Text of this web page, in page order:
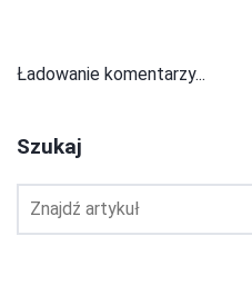
Ładowanie komentarzy...
Szukaj